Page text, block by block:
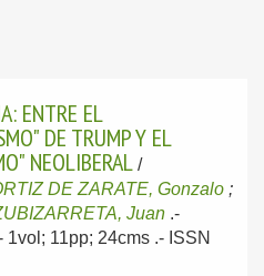
ENTRE EL
DE TRUMP Y EL
NEOLIBERAL /
DE ZARATE, Gonzalo ;
Juan .-
1vol; 11pp; 24cms .- ISSN